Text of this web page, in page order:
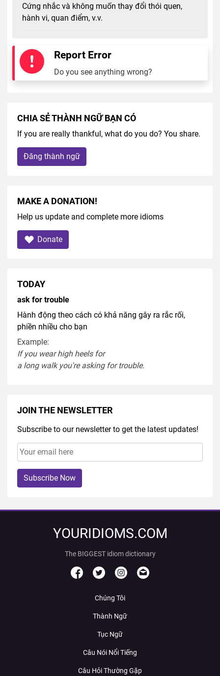
Cứng nhắc và không muốn thay đổi thói quen,
hành vi, quan điểm, v.v.
Report Error
Do you see anything wrong?
CHIA SẺ THÀNH NGỮ BẠN CÓ
If you are really thankful, what do you do? You share.
Đăng thành ngữ
MAKE A DONATION!
Help us update and complete more idioms
Donate
TODAY
ask for trouble
Hành động theo cách có khả năng gây ra rắc rối,
phiền nhiều cho bạn
Example:
If you wearhigh heelsfor
a long walkyou'reaskingfortrouble.
JOIN THE NEWSLETTER
Subscribe to our newsletter to get the latest updates!
Subscribe Now
YOURIDIOMS.COM
The BIGGEST idiom dictionary
Chúng Tôi
Thành Ngữ
Tục Ngữ
Câu Nói Nổi Tiếng
Câu Hỏi Thường Gặp